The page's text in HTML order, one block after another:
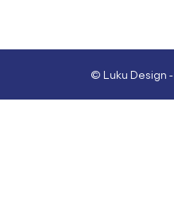
© Luku Design -